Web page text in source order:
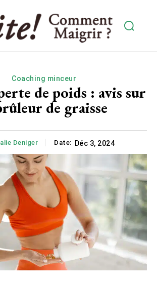
Coaching minceur
de poids : avis sur
de graisse
Deniger Date: Déc 3, 2024